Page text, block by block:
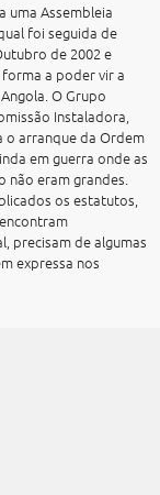
uma Assembleia
foi seguida de
de 2002 e
a poder vir a
O Grupo
Instaladora,
o arranque da Ordem
em guerra onde as
não eram grandes.
os estatutos,
precisam de algumas
expressa nos